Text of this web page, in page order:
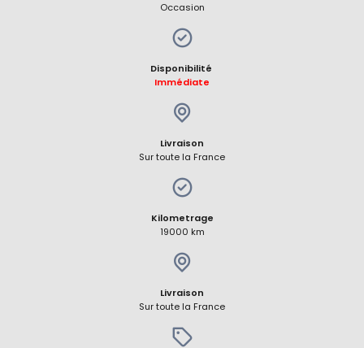
Occasion
Disponibilité
Immédiate
Livraison
Sur toute la France
Kilometrage
19000 km
Livraison
Sur toute la France